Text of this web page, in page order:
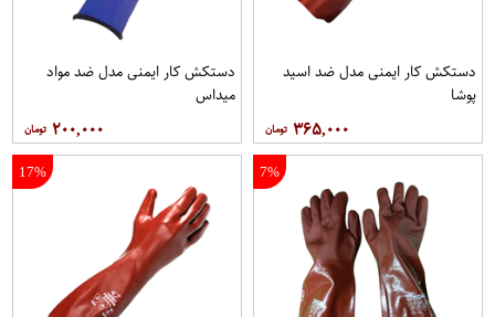
دستکش کار ایمنی مدل ضد اسید
پوشا
۳۶۵,۰۰۰
دستکش کار ایمنی مدل ضد مواد
میداس
۲۰۰,۰۰۰
7%
17%